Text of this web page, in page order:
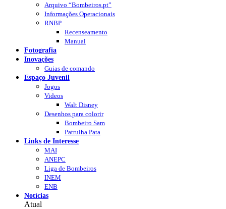
Arquivo “Bombeiros.pt”
Informações Operacionais
RNBP
Recenseamento
Manual
Fotografia
Inovações
Guias de comando
Espaço Juvenil
Jogos
Videos
Walt Disney
Desenhos para colorir
Bombeiro Sam
Patrulha Pata
Links de Interesse
MAI
ANEPC
Liga de Bombeiros
INEM
ENB
Notícias
Atual